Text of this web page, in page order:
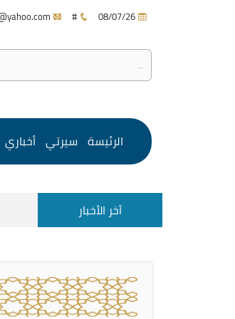
#
الرئيسة سيرتي أخباري
آخر الأخبار